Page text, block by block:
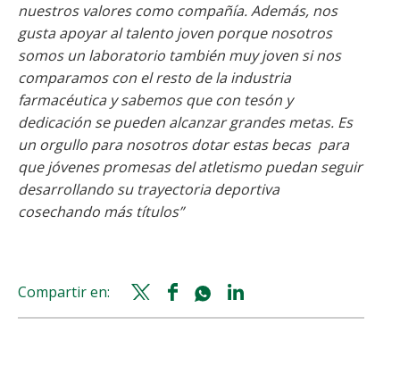
nuestros valores como compañía. Además, nos
gusta apoyar al talento joven porque nosotros
somos un laboratorio también muy joven si nos
comparamos con el resto de la industria
farmacéutica y sabemos que con tesón y
dedicación se pueden alcanzar grandes metas. Es
un orgullo para nosotros dotar estas becas para
que jóvenes promesas del atletismo puedan seguir
desarrollando su trayectoria deportiva
cosechando más títulos”
Compartir en:
Twitter
share
Facebook
share
Whatsapp
shareshare